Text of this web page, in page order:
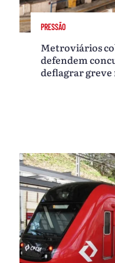
PRESSÃO
Metroviários
defendem
deflagrar greve